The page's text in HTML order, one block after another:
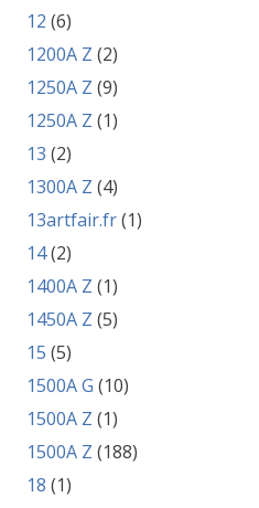
12 (6)
1200A Z (2)
1250A Z (9)
1250A Z (1)
13 (2)
1300A Z (4)
13artfair.fr(1)
14(2)
1400A Z (1)
1450A Z (5)
15 (5)
1500A G (10)
1500A Z (1)
1500A Z (188)
18 (1)